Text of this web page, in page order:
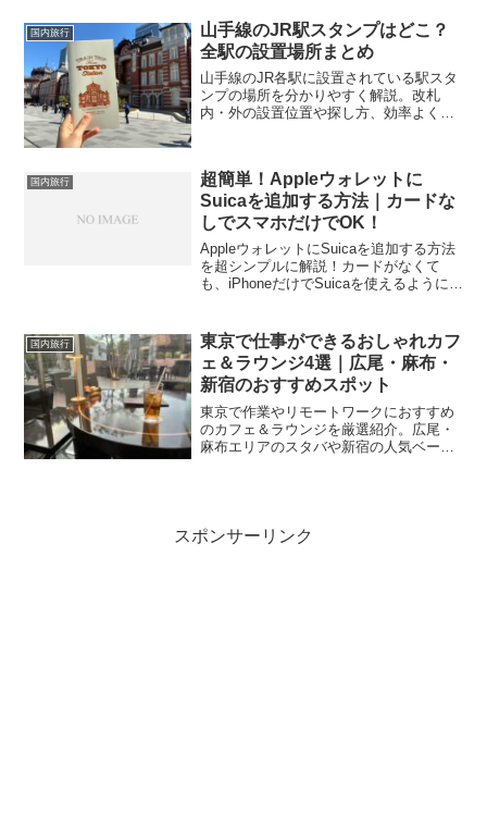
国内旅行
山手線のJR駅スタンプはどこ？
全駅の設置場所まとめ
山手線のJR各駅に設置されている駅スタ
ンプの場所を分かりやすく解説。改札
内・外の設置位置や探し方、効率よく全
国内旅行
超簡単！Appleウォレットに
Suicaを追加する方法｜カードな
しでスマホだけでOK！
AppleウォレットにSuicaを追加する方法
を超シンプルに解説！カードがなくて
も、iPhoneだけでSuicaを使えるようにな
ドです。
国内旅行
東京で仕事ができるおしゃれカフ
ェ＆ラウンジ4選｜広尾・麻布・
新宿のおすすめスポット
東京で作業やリモートワークにおすすめ
のカフェ＆ラウンジを厳選紹介。広尾・
麻布エリアのスタバや新宿の人気ベーカ
スポンサーリンク